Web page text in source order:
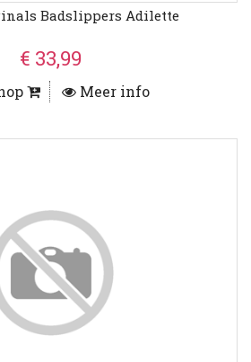
Badslippers Adilette
€ 33,99
Meer info